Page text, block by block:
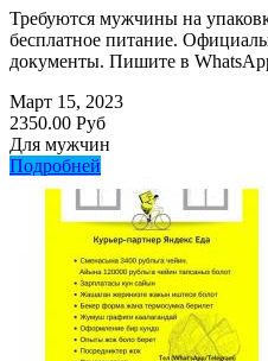
Требуются мужчины на
бесплатное питание.
документы. Пишите в
Март 15, 2023
2350.00 Руб
Для мужчин
Подробней